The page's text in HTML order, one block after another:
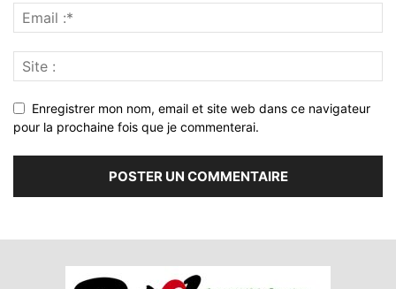
Enregistrer mon nom, email et site web dans ce navigateur
pour la prochaine fois que je commenterai.